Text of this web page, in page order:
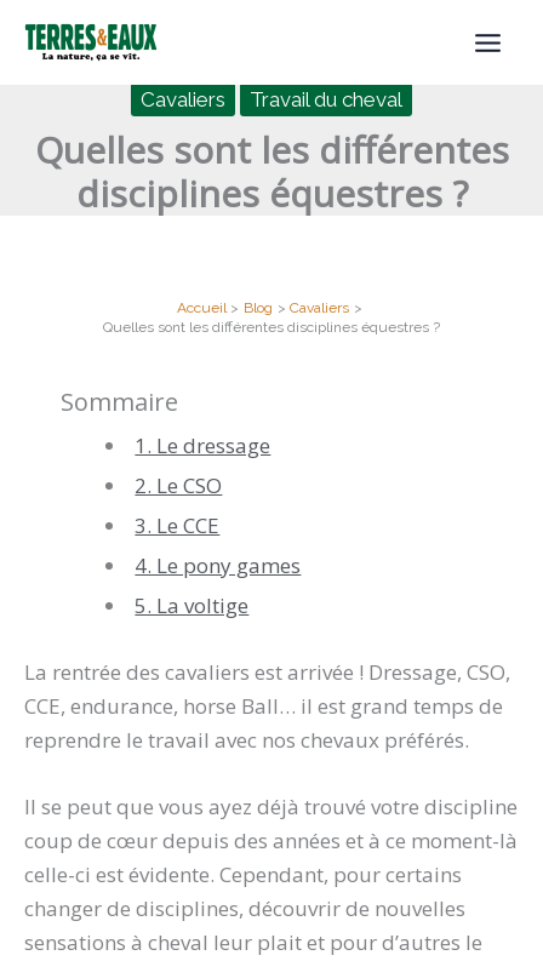
Cavaliers Travail du cheval
Quelles sont les différentes
disciplines équestres ?
Accueil Blog
Cavaliers
Quelles sont les différentes disciplines équestres ?
Sommaire
1. Le dressage
2. Le CSO
3. Le CCE
4. Le pony games
5. La voltige
La rentrée des cavaliers est arrivée ! Dressage, CSO,
CCE, endurance, horse Ball… il est grand temps de
reprendre le travail avec nos chevaux préférés.
Il se peut que vous ayez déjà trouvé votre discipline
coup de cœur depuis des années et à ce moment-là
celle-ci est évidente. Cependant, pour certains
changer de disciplines, découvrir de nouvelles
sensations à cheval leur plait et pour d’autres le